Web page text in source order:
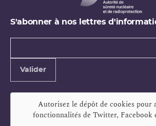
S'abonner à nos lettres
Types de
Valider
Autorisez le dépôt de cookies pour
fonctionnalités de Twitter, Facebook